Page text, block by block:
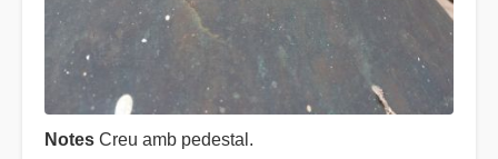
Notes Creu amb pedestal.